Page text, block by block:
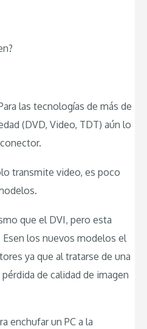
las tecnologías de más de
(DVD, Video, TDT) aún lo
transmite video, es poco
que el DVI, pero esta
los nuevos modelos el
ya que al tratarse de una
de calidad de imagen
enchufar un PC a la